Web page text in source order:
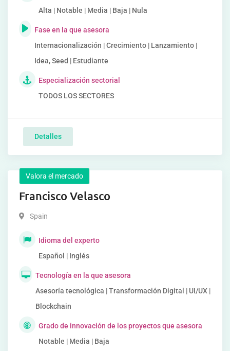
Alta | Notable | Media | Baja | Nula
Fase en la que asesora
Internacionalización | Crecimiento | Lanzamiento |
Idea, Seed | Estudiante
Especialización sectorial
TODOS LOS SECTORES
Detalles
Valora el mercado
Francisco Velasco
Spain
Idioma del experto
Español | Inglés
Tecnología en la que asesora
Asesoría tecnológica | Transformación Digital | UI/UX |
Blockchain
Grado de innovación de los proyectos que asesora
Notable | Media | Baja